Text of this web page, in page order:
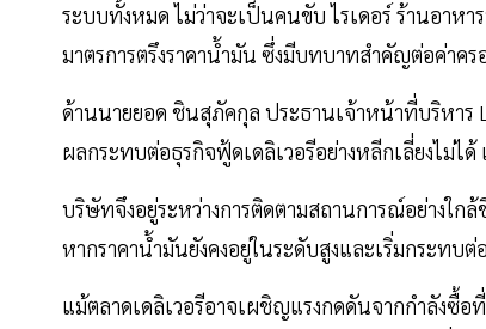
ระบบทั้งหมด ไม่ว่าจะเป็นคนขับ ไรเดอร์ ร้านอาห
มาตรการตรึงราคาน้ำมัน ซึ่งมีบทบาทสำคัญต่อค่าค
ด้านนายยอด ชินสุภัคกุล ประธานเจ้าหน้าที่บริหาร
ผลกระทบต่อธุรกิจฟู้ดเดลิเวอรีอย่างหลีกเลี่ยงไม่ไ
บริษัทจึงอยู่ระหว่างการติดตามสถานการณ์อย่างใ
หากราคาน้ำมันยังคงอยู่ในระดับสูงและเริ่มกระทบต่
แม้ตลาดเดลิเวอรีอาจเผชิญแรงกดดันจากกำลังซื้